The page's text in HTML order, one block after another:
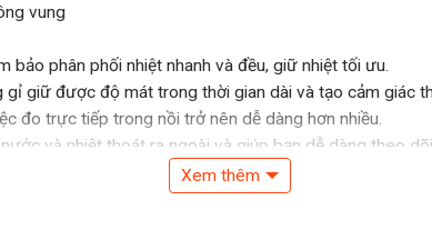
vung
bảo phân phối nhiệt nhanh và đều, giữ nhiệt tối ưu.
gỉ giữ được độ mát trong thời gian dài và tạo cảm giác
đo trực tiếp trong nồi trở nên dễ dàng hơn nhiều.
và nhiệt thoát ra ngoài và giúp bạn dễ dàng theo
bao gồm cả bếp từ và lò nướng.
Xem thêm